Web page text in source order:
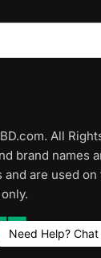
All
brand names
are used
Need Help?